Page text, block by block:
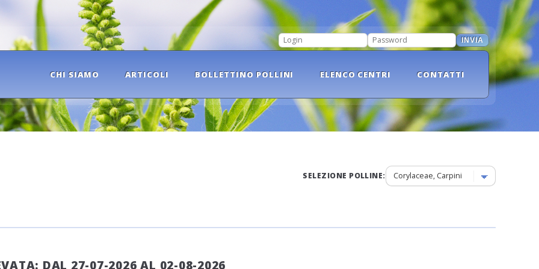
LOGIN
PASSWORD
INVIA
CHI SIAMO ARTICOLI BOLLETTINO POLLINI ELENCO CENTRI CONTATTI
SELEZIONE POLLINE:
DAL 27-07-2026 AL 02-08-2026